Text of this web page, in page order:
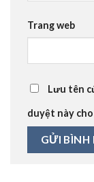
Trang web
Lưu tên
duyệt này